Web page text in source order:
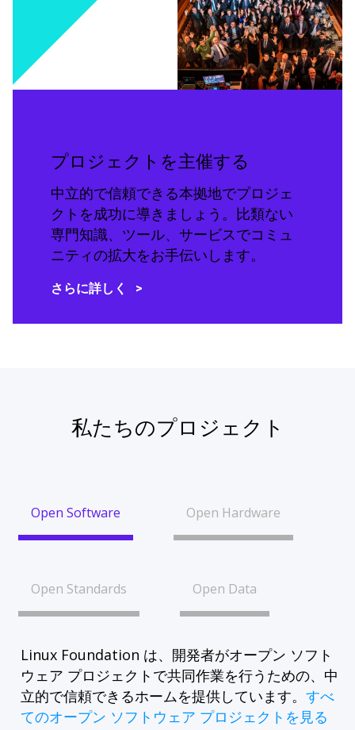
プロジェクトを主催する
中立的で信頼できる本拠地でプロジェ
クトを成功に導きましょう。比類ない
専門知識、ツール、サービスでコミュ
ニティの拡大をお手伝いします。
さらに詳しく
私たちのプロジェクト
Open Software Open Hardware
Open Standards Open Data
Linux Foundation は、開発者がオープン ソフト
ウェア プロジェクトで共同作業を行うための、中
立的で信頼できるホームを提供しています。 すべ
てのオープン ソフトウェア プロジェクトを見る